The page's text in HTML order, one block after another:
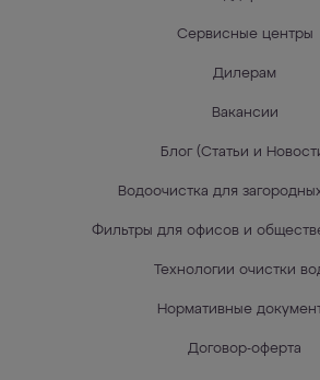
Сервисные центры
Дилерам
Вакансии
Блог (Статьи и
Водоочистка для
Фильтры для офисов и
Технологии очистки
Нормативные
Договор-оферта